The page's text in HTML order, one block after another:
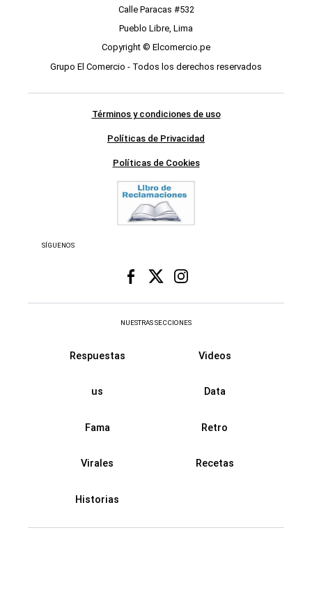
Calle Paracas #532
Pueblo Libre, Lima
Copyright © Elcomercio.pe
Grupo El Comercio - Todos los derechos reservados
Términos y condiciones de uso
Políticas de Privacidad
Políticas de Cookies
SÍGUENOS
NUESTRAS SECCIONES
Respuestas Videos
us Data
Fama Retro
Virales Recetas
Historias